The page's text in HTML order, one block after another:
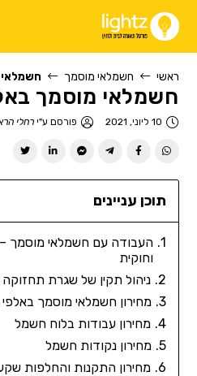
ראשי חשמלאי מוסמך
חשמלאי מוסמך
10 ליוני, 2021 פורסם ע"ירחלי
תוכן עניינים
העבודה עם חשמלאי מוסמך
וחוקית
ניהול תקין של שגרת תחזוקה
מחירון חשמלאי מוסמך
מחירון עבודות בלוח חשמל
מחירון נקודות חשמל
מחירון התקנות והחלפות